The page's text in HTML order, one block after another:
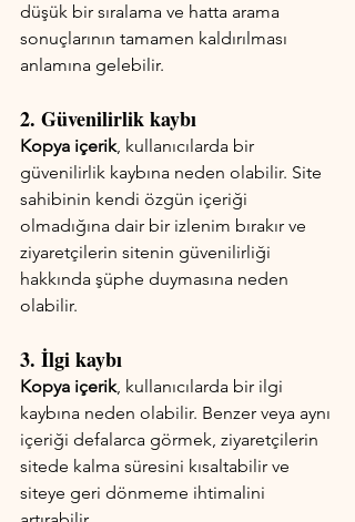
düşük bir sıralama ve hatta arama
sonuçlarının tamamen kaldırılması
anlamına gelebilir.
2. Güvenilirlik kaybı
Kopya içerik, kullanıcılarda bir
güvenilirlik kaybına neden olabilir. Site
sahibinin kendi özgün içeriği
olmadığına dair bir izlenim bırakır ve
ziyaretçilerin sitenin güvenilirliği
hakkında şüphe duymasına neden
olabilir.
3. İlgi kaybı
Kopya içerik, kullanıcılarda bir ilgi
kaybına neden olabilir. Benzer veya aynı
içeriği defalarca görmek, ziyaretçilerin
sitede kalma süresini kısaltabilir ve
siteye geri dönmeme ihtimalini